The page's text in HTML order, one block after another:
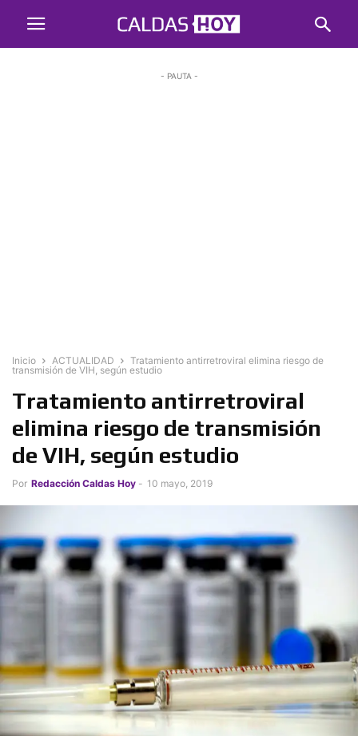
- PAUTA -
Inicio ACTUALIDAD
Tratamiento antirretroviral elimina riesgo de
transmisión de VIH, según estudio
Tratamiento antirretroviral
elimina riesgo de transmisión
de VIH, según estudio
Por Redacción Caldas Hoy - 10 mayo, 2019